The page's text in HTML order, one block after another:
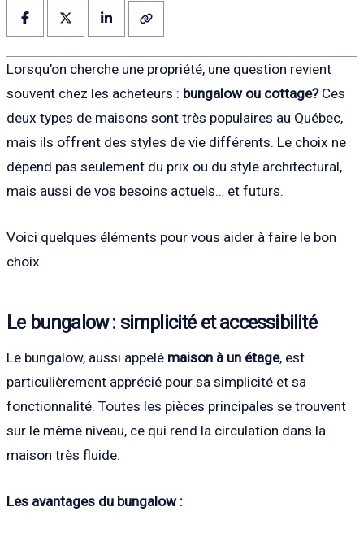
Lorsqu’on cherche une propriété, une question revient
souvent chez les acheteurs : bungalow ou cottage?Ces
deux types de maisons sont très populaires au Québec,
mais ils offrent des styles de vie différents. Le choix ne
dépend pas seulement du prix ou du style architectural,
mais aussi de vos besoins actuels… et futurs.
Voici quelques éléments pour vous aider à faire le bon
choix.
Le bungalow : simplicité et accessibilité
Le bungalow, aussi appelé maison à un étage, est
particulièrement apprécié pour sa simplicité et sa
fonctionnalité. Toutes les pièces principales se trouvent
sur le même niveau, ce qui rend la circulation dans la
maison très fluide.
Les avantages du bungalow :